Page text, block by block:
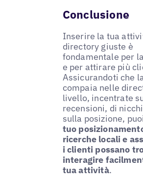
Conclusione
Inserire la tua
directory giuste è
fondamentale per
e per attirare più
Assicurandoti che
compaia nelle
livello, incentrate
recensioni, di
sulla posizione, puoi
tuo
ricerche locali e
i clienti possano
interagire
tua attività.